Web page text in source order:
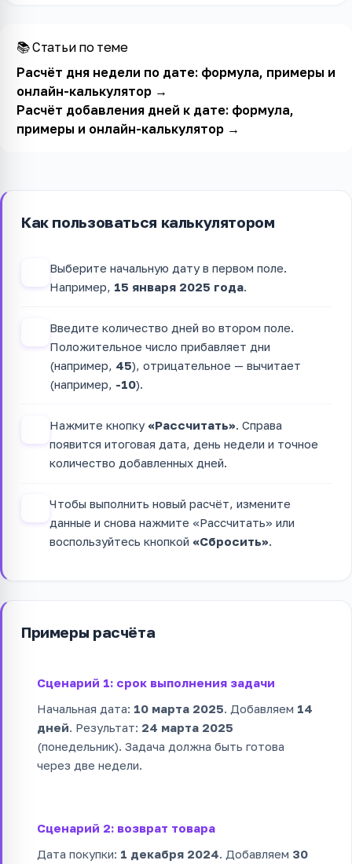
📚 Статьи по теме
Расчёт дня недели по дате: формула, примеры и
онлайн-калькулятор→
Расчёт добавления дней к дате: формула,
примеры и онлайн-калькулятор→
Как пользоваться калькулятором
Выберите начальную дату в первом поле.
Например, 15 января 2025 года
Введите количество дней во втором поле.
Положительное число прибавляет дни
(например, 45), отрицательное — вычитает
(например, -10).
Нажмите кнопку «Рассчитать». Справа
появится итоговая дата, день недели и точное
количество добавленных дней.
Чтобы выполнить новый расчёт, измените
данные и снова нажмите «Рассчитать» или
воспользуйтесь кнопкой «Сбросить».
Примеры расчёта
Сценарий 1: срок выполнения задачи
Начальная дата: 10 марта 2025. Добавляем 14
дней. Результат: 24 марта 2025
(понедельник). Задача должна быть готова
через две недели.
Сценарий 2: возврат товара
Дата покупки: 1 декабря 2024. Добавляем 30